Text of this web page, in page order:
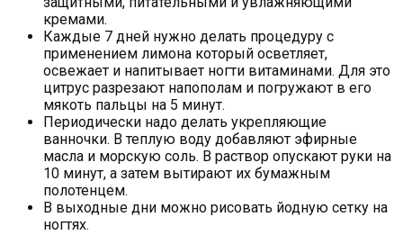
кремами.
Каждые 7 дней нужно делать процедуру с
применением лимона который осветляет,
освежает и напитывает ногти витаминами. Для это
цитрус разрезают напополам и погружают в его
мякоть пальцы на 5 минут.
Периодически надо делать укрепляющие
ванночки. В теплую воду добавляют эфирные
масла и морскую соль. В раствор опускают руки на
10 минут, а затем вытирают их бумажным
полотенцем.
В выходные дни можно рисовать йодную сетку на
ногтях.